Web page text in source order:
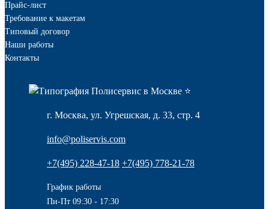
г. Москва, ул. Угрешская, д. 33, стр. 4
info@poliservis.com
+7(495) 228-47-18 +7(495) 778-21-78
График работы
Пн-Пт 09:30 - 17:30
Прайс-лист
Требование к макетам
Типовый договор
Наши работы
Контакты